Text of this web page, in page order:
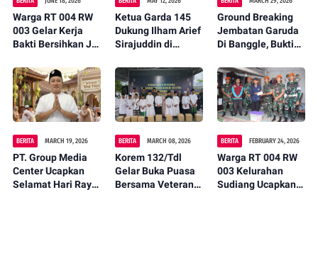
Warga RT 004 RW
003 Gelar Kerja
Bakti Bersihkan Jl.
Wujudkan
Lingkungan Asri
dan Nyaman
Ketua Garda 145
Dukung Ilham Arief
Sirajuddin di
Golkar
Ground Breaking
Jembatan Garuda
Di Banggle, Bukti
Negara Untuk
Rakyat
BERITA MARCH 19, 2026
PT. Group Media
Center Ucapkan
Selamat Hari Raya
BERITA MARCH 08, 2026
Korem 132/Tdl
Gelar Buka Puasa
Bersama Veteran
BERITA FEBRUARY 24, 2026
Warga RT 004 RW
003 Kelurahan
Sudiang Ucapkan